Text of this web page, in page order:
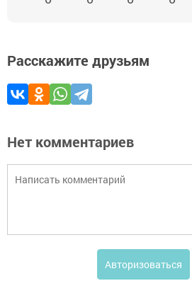
Расскажите друзьям
Нет комментариев
Авторизоваться